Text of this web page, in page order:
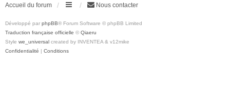
Accueil du forum Nous contacter
Développé par phpBB® Forum Software © phpBB Limited
Traduction française officielle © Qiaeru
Style we_universal created by INVENTEA & v12mike
Confidentialité | Conditions